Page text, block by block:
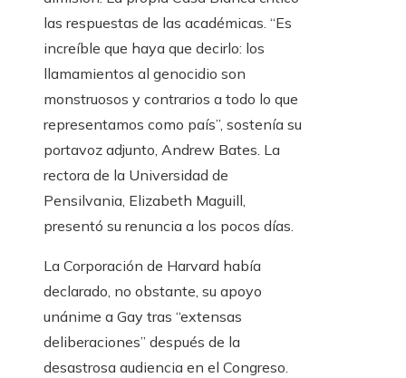
las respuestas de las académicas. “Es
increíble que haya que decirlo: los
llamamientos al genocidio son
monstruosos y contrarios a todo lo que
representamos como país”, sostenía su
portavoz adjunto, Andrew Bates. La
rectora de la Universidad de
Pensilvania, Elizabeth Maguill,
presentó su renuncia a los pocos días.
La Corporación de Harvard había
declarado, no obstante, su apoyo
unánime a Gay tras “extensas
deliberaciones” después de la
desastrosa audiencia en el Congreso.